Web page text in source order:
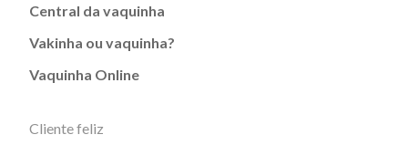
Central da vaquinha
Vakinha ou vaquinha?
Vaquinha Online
Cliente feliz